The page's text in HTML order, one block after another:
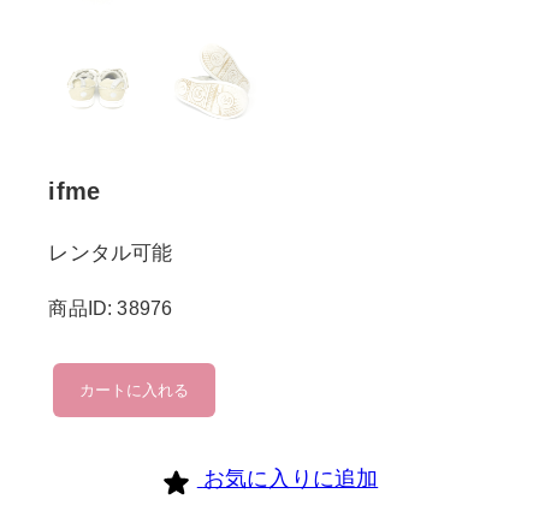
ifme
レンタル可能
商品ID: 38976
ifme
個
カートに入れる
お気に入りに追加